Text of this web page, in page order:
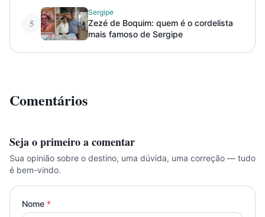
5
Sergipe
Zezé de Boquim: quem é o cordelista
mais famoso de Sergipe
Comentários
Seja o primeiro a comentar
Sua opinião sobre o destino, uma dúvida, uma correção — tudo
é bem-vindo.
Nome *